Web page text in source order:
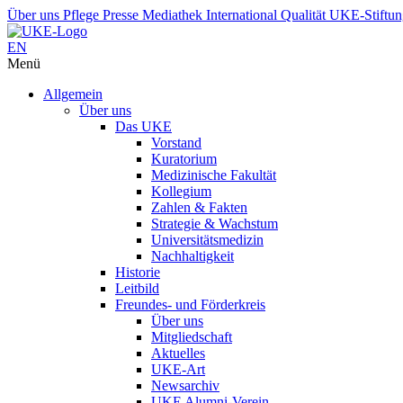
Über uns Pflege Presse Mediathek International Qualität UKE-
EN
Menü
Allgemein
Über uns
Das UKE
Vorstand
Kuratorium
Medizinische Fakultät
Kollegium
Zahlen & Fakten
Strategie & Wachstum
Universitätsmedizin
Nachhaltigkeit
Historie
Leitbild
Freundes- und Förderkreis
Über uns
Mitgliedschaft
Aktuelles
UKE-Art
Newsarchiv